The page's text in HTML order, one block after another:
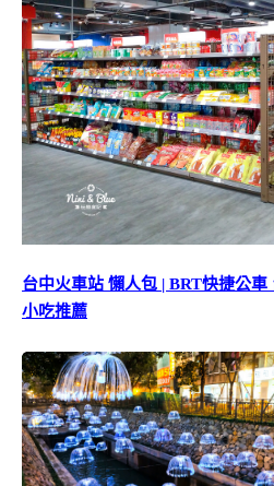
台中火車站 懶人包 | BRT快捷公
小吃推薦